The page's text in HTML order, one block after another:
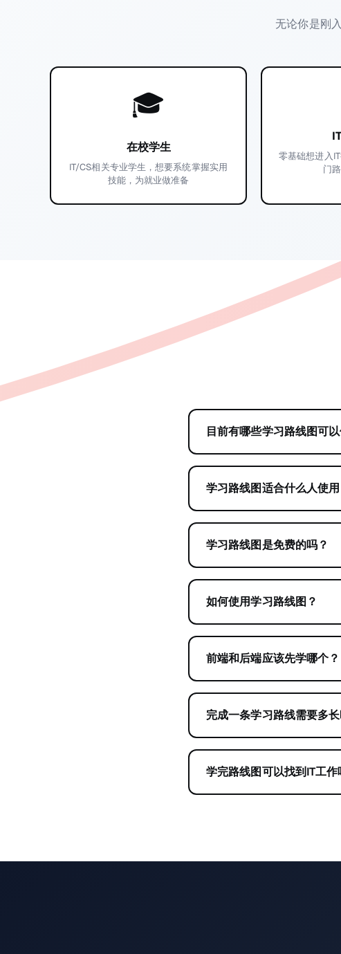
无论你是刚
🎓
在校学生
IT/CS相关专业学生，想要系统掌握实用
技能，为就业做准备
零基础想进入
门
目前有哪些学习路线图可
学习路线图适合什么人使用
学习路线图是免费的吗？
如何使用学习路线图？
前端和后端应该先学哪个？
完成一条学习路线需要多长
学完路线图可以找到IT工作